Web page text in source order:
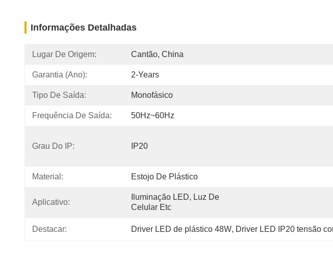
Informações Detalhadas
Lugar De Origem: Cantão, China
Garantia (Ano): 2-Years
Tipo De Saída: Monofásico
Frequência De Saída: 50Hz~60Hz
Grau Do IP: IP20
Material: Estojo De Plástico
Aplicativo:
Iluminação LED, Luz De
Celular Etc
Destacar: Driver LED de plástico 48W, Driver LED IP20 tensão